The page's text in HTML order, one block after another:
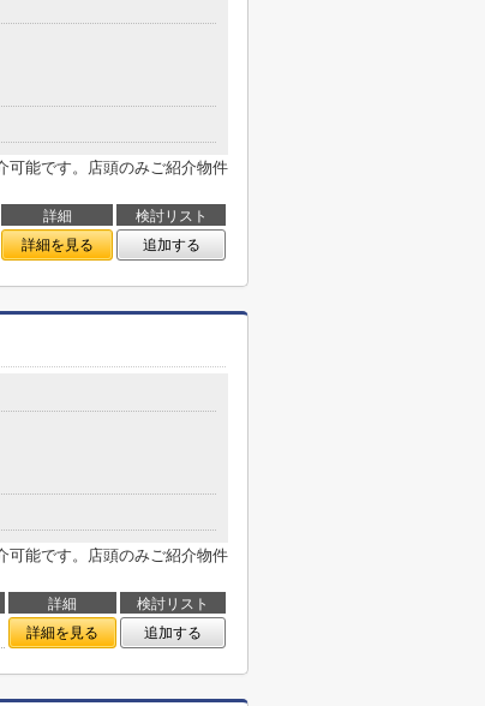
可能です。店頭のみご紹介物件
詳細
検討リスト
詳細を見る 追加する
可能です。店頭のみご紹介物件
詳細
検討リスト
詳細を見る 追加する